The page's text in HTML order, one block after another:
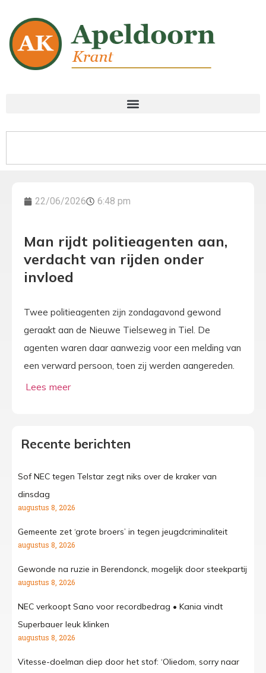
22/06/2026 6:48 pm
Man rijdt politieagenten aan,
verdacht van rijden onder
invloed
Twee politieagenten zijn zondagavond gewond
geraakt aan de Nieuwe Tielseweg in Tiel. De
agenten waren daar aanwezig voor een melding van
een verward persoon, toen zij werden aangereden.
Recente berichten
Sof NEC tegen Telstar zegt niks over de kraker van
dinsdag
augustus 8, 2026
Gemeente zet ‘grote broers’ in tegen jeugdcriminaliteit
augustus 8, 2026
Gewonde na ruzie in Berendonck, mogelijk door steekpartij
augustus 8, 2026
NEC verkoopt Sano voor recordbedrag • Kania vindt
Superbauer leuk klinken
augustus 8, 2026
Vitesse-doelman diep door het stof: ‘Oliedom, sorry naar